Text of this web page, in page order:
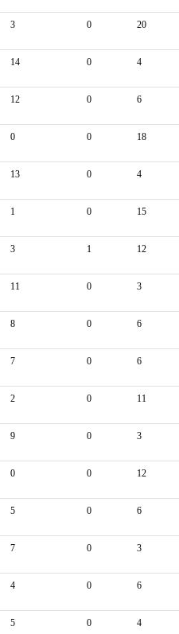
3 0 20
14 0 4
12 0 6
0 0 18
13 0 4
1 0 15
3 1 12
11 0 3
8 0 6
7 0 6
2 0 11
9 0 3
0 0 12
5 0 6
7 0 3
4 0 6
5 0 4